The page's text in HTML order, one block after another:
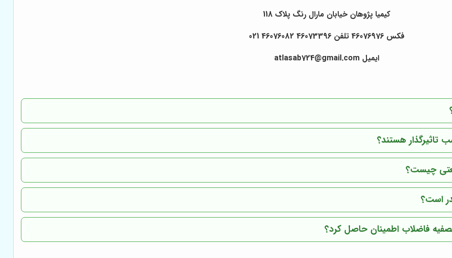
کیمیا پژوهان خیابان مارال رنگ پلاک 118
فکس 46076976 تلفن 46073396 46076082 021
ایمیل atlasab724@gmail.com
تاثیرگذار هستند؟
چیست؟
است؟
فاضلاب اطمینان حاصل کرد؟